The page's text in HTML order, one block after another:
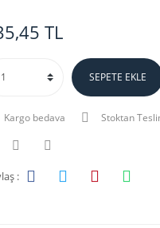
TL
SEPETE EKLE
Kargo bedava Stoktan
: